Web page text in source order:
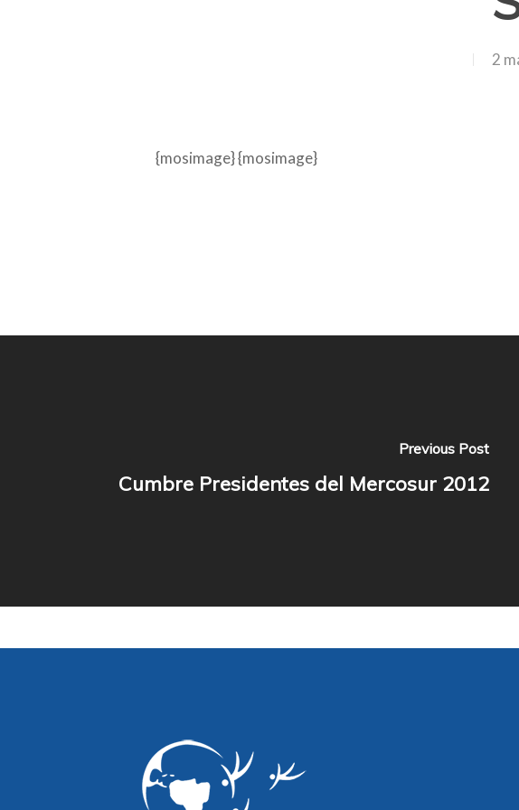
2
{mosimage}{mosimage}
Previous Post
Cumbre Presidentes del Mercosur 2012